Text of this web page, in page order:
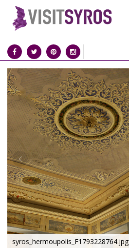
syros_hermoupolis_F1793228764.jpg